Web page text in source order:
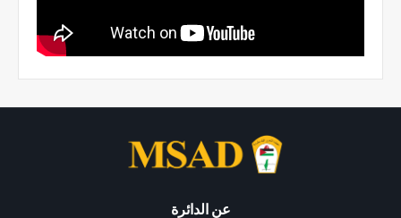
عن الدائرة